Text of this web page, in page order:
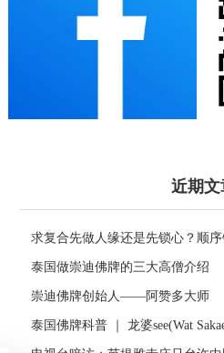
近期文
求复合先做人缘还是先锁心？顺
泰国做崇迪佛牌的三大高僧介绍
崇迪佛牌创始人——阿赞多大师
泰国佛牌科普 ｜ 龙婆see(Wat